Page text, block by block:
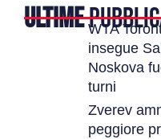
ULTIMEWTA
insegue
Noskova
turni
Zverev
peggiore